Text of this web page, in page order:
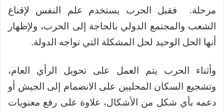
مرحلة. فقبل الحرب يستخدم علم النفس لإقناع
الشعب والمجتمع الدولي بالحاجة إلى الحرب، ولإظهار
أنها الحل الوحيد لحل المشكلة التي تواجه الدولة.
وأثناء الحرب يتم العمل على تحويل الرأي العام،
وتشجيع السكان المحليين على الانضمام إلى الجيش أو
دعمه بأي شكل من الأشكال، علاوة على رفع معنويات